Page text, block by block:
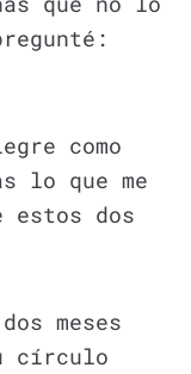
como
lo que me
estos dos
meses
círculo